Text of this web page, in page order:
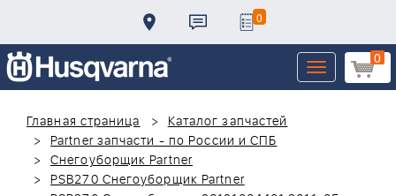
0
0
Toggle
navigation
Главная страница
Каталог запчастей
Partner запчасти - по России и СПБ
Снегоуборщик Partner
PSB270 Снегоуборщик Partner